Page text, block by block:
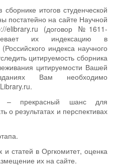
итогов студенческой
постатейно на сайте Научной
elibrary.ru (договор №1611-
их индексацию в
индекса научного
цитируемость сборника
цитируемости Вашей
Вам необходимо
– прекрасный шанс для
о результатах и перспективах
и статей в Оргкомитет, оценка
их на сайте.